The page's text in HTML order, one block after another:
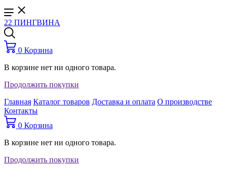
22 ПИНГВИНА
0 Корзина
В корзине нет ни одного товара.
Продолжить покупки
Главная Каталог товаров Доставка и оплата О производстве
Контакты
0 Корзина
В корзине нет ни одного товара.
Продолжить покупки